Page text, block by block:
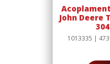
John Deere
1013335 |